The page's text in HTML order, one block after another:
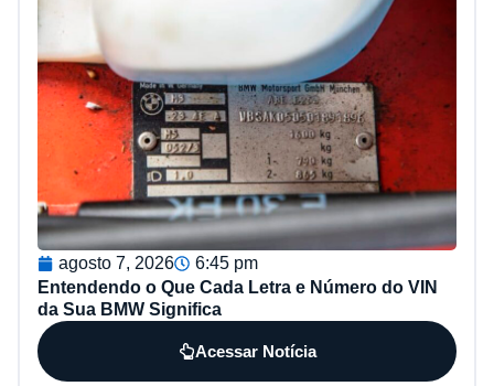
agosto 7, 2026
6:45 pm
Entendendo o Que Cada Letra e Número do VIN
da Sua BMW Significa
Acessar Notícia